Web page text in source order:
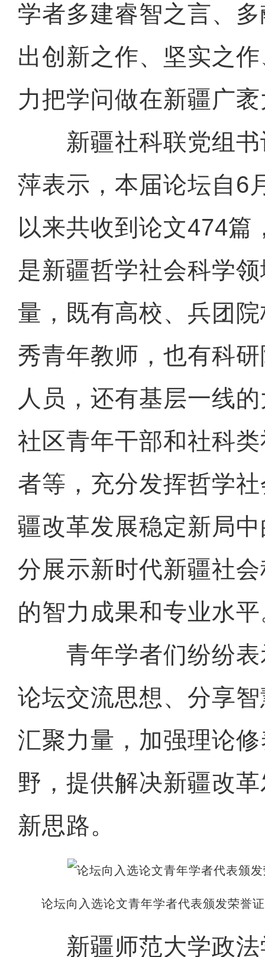
学者多建睿智之言、
出创新之作、坚实之
力把学问做在新疆广
新疆社科联党组书
萍表示，本届论坛自6
以来共收到论文474篇
是新疆哲学社会科学
量，既有高校、兵团
秀青年教师，也有科
人员，还有基层一线的
社区青年干部和社科
者等，充分发挥哲学
疆改革发展稳定新局
分展示新时代新疆社
的智力成果和专业水
青年学者们纷纷表
论坛交流思想、分享
汇聚力量，加强理论
野，提供解决新疆改
新思路。
论坛向入选论文青年学者代表颁发荣誉
新疆师范大学政法